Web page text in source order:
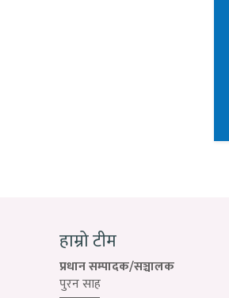
हाम्रो टीम
प्रधान सम्पादक/सञ्चालक
पुरन साह